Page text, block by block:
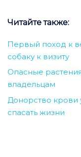
Читайте также:
Первый поход к
собаку к визиту
Опасные
владельцам
Донорство крови
спасать жизни